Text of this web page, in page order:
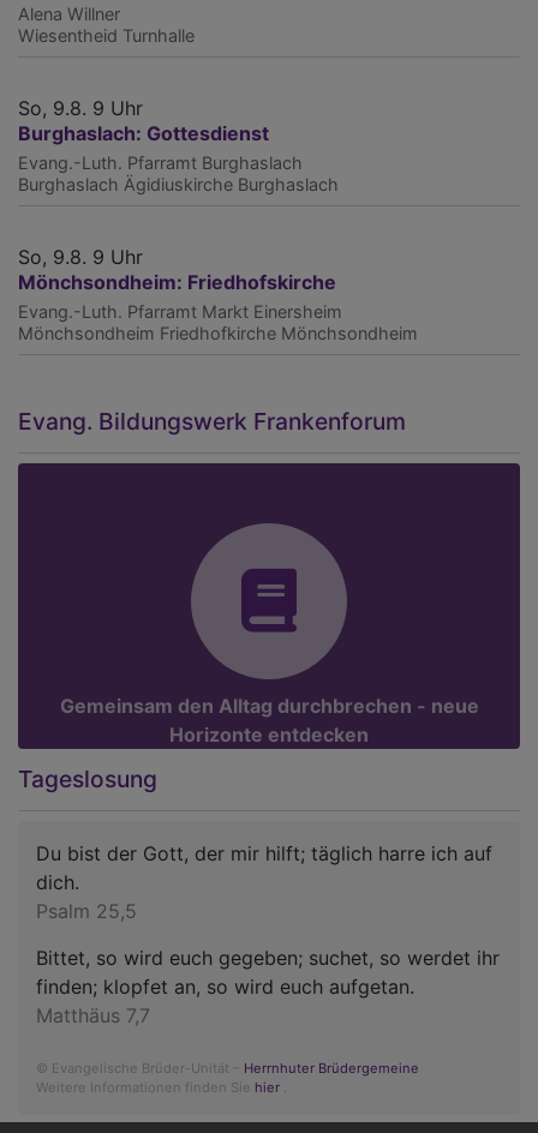
Alena Willner
Wiesentheid Turnhalle
So, 9.8. 9 Uhr
Burghaslach: Gottesdienst
Evang.-Luth. Pfarramt Burghaslach
Burghaslach Ägidiuskirche Burghaslach
So, 9.8. 9 Uhr
Mönchsondheim: Friedhofskirche
Evang.-Luth. Pfarramt Markt Einersheim
Mönchsondheim Friedhofkirche Mönchsondheim
Evang. Bildungswerk Frankenforum
Gemeinsam den Alltag durchbrechen - neue
Horizonte entdecken
Tageslosung
Du bist der Gott, der mir hilft; täglich harre ich auf
dich.
Psalm 25,5
Bittet, so wird euch gegeben; suchet, so werdet ihr
finden; klopfet an, so wird euch aufgetan.
Matthäus 7,7
© Evangelische Brüder-Unität – Herrnhuter Brüdergemeine
Weitere Informationen finden Sie hier .